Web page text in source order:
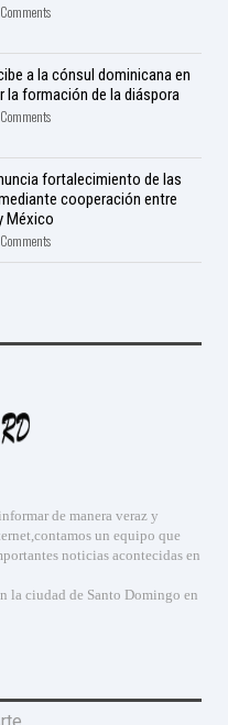
a la cónsul dominicana en
la formación de la diáspora
fortalecimiento de las
cooperación entre
México
de manera veraz y
un equipo que
noticias acontecidas en
la ciudad de Santo Domingo en